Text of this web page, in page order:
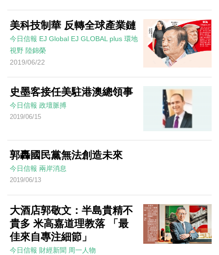
美科技制華 反轉全球產業鏈
今日信報 EJ Global EJ GLOBAL plus 環地
視野 陸錦榮
2019/06/22
史墨客接任美駐港澳總領事
今日信報 政壇脈搏
2019/06/15
郭轟國民黨無法創造未來
今日信報 兩岸消息
2019/06/13
大酒店郭敬文：半島貴精不
貴多 米高嘉道理教落 「最
佳來自專注細節」
今日信報 財經新聞 周一人物